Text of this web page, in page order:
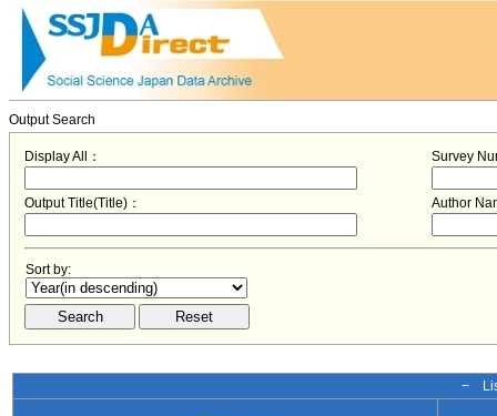
Output Search
Display All： Survey
Output Title(Title)： Author
Sort by:
−